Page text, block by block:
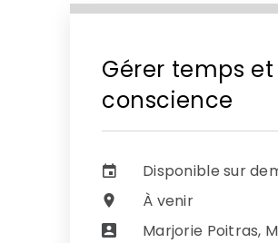
Gérer temps
conscience
Disponible sur
À venir
Marjorie Poitras,